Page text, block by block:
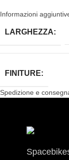
Informazioni
LARGHEZZA:
FINITURE:
Spedizione e